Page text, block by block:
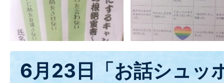
6月23日「お話シュッ